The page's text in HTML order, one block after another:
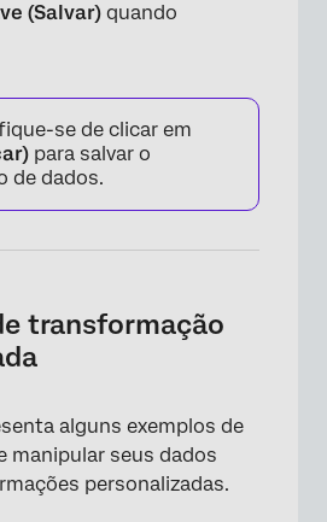
(Salvar) quando
se de clicar em
para salvar o
de dados.
transformação
alguns exemplos de
manipular seus dados
personalizadas.